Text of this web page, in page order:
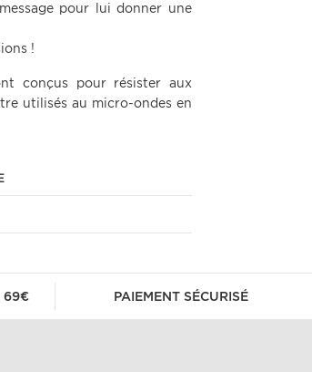
pour lui donner une
!
conçus pour résister aux
utilisés au micro-ondes en
69€ PAIEMENT SÉCURISÉ